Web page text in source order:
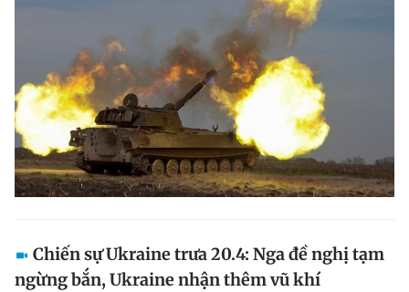
Theo dõi báo trên
Hotline
0906 645 777
Liên hệ quảng cáo
0908 780 404
Đặt báo Quảng cáo RSS Tòa soạn Chính sách bảo
Tổng biên tập: Nguyễn Ngọc Toàn
Tổng thư ký tòa soạn: Đức Trung
Giấy phép xuất bản số 110/GP - BTTTT cấp ngày 24.3.2020
Chiến sự Ukraine trưa 20.4: Nga đề nghị tạm
ngừng bắn, Ukraine nhận thêm vũ khí